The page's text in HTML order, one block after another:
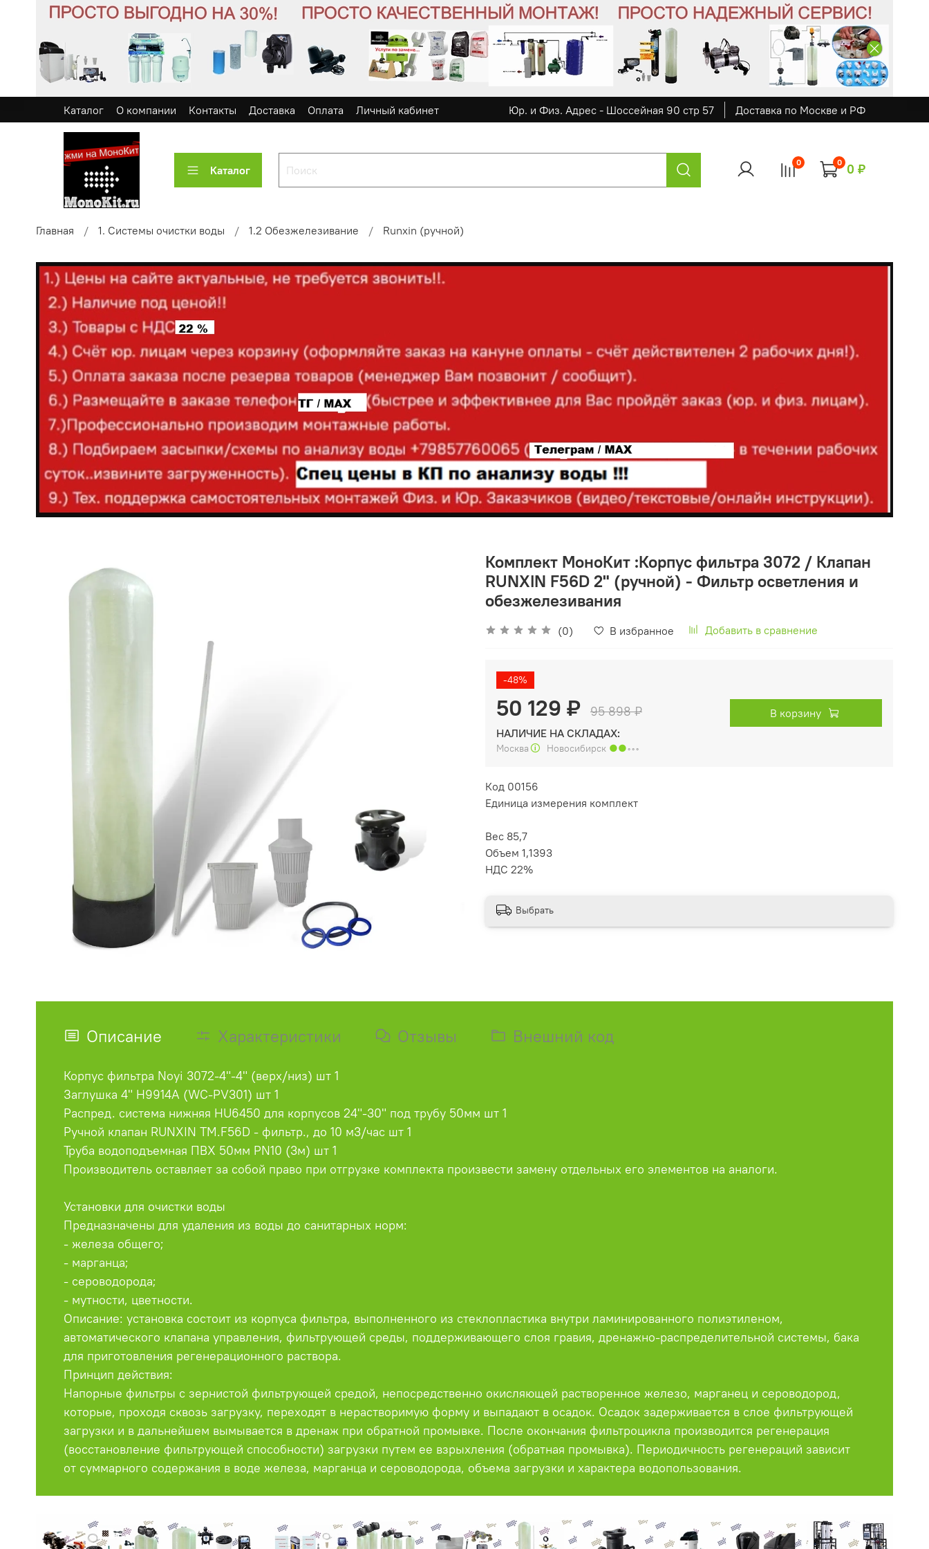
Каталог О компании Контакты Доставка Оплата Личный кабинет Юр. и Физ. Адрес - Шоссейная 90 стр 57 Доставка по Москве и РФ
Каталог
0 0 0 ₽
Главная 1. Системы очистки воды 1.2 Обезжелезивание Runxin (ручной)
Комплект МоноКит :Корпус фильтра 3072 / Клапан
RUNXIN F56D 2" (ручной) - Фильтр осветления и
обезжелезивания
(0) В избранное Добавить в сравнение
-48%
50 129 ₽ 95 898 ₽
НАЛИЧИЕ НА СКЛАДАХ:
Москва🛈 Новосибирск ●●◦◦◦
В корзину
Код 00156
Единица измерения комплект
Вес 85,7
Объем 1,1393
НДС 22%
Выбрать
Описание Характеристики Отзывы Внешний код
Корпус фильтра Noyi 3072-4"-4" (верх/низ) шт 1
Заглушка 4" H9914A (WC-PV301) шт 1
Распред. система нижняя HU6450 для корпусов 24"-30" под трубу 50мм шт 1
Ручной клапан RUNXIN TM.F56D - фильтр., до 10 м3/час шт 1
Труба водоподъемная ПВХ 50мм PN10 (3м) шт 1
Производитель оставляет за собой право при отгрузке комплекта произвести замену отдельных его элементов на аналоги.
Установки для очистки воды
Предназначены для удаления из воды до санитарных норм:
- железа общего;
- марганца;
- сероводорода;
- мутности, цветности.
Описание: установка состоит из корпуса фильтра, выполненного из стеклопластика внутри ламинированного полиэтиленом,
автоматического клапана управления, фильтрующей среды, поддерживающего слоя гравия, дренажно-распределительной системы, бака
для приготовления регенерационного раствора.
Принцип действия:
Напорные фильтры с зернистой фильтрующей средой, непосредственно окисляющей растворенное железо, марганец и сероводород,
которые, проходя сквозь загрузку, переходят в нерастворимую форму и выпадают в осадок. Осадок задерживается в слое фильтрующей
загрузки и в дальнейшем вымывается в дренаж при обратной промывке. После окончания фильтроцикла производится регенерация
(восстановление фильтрующей способности) загрузки путем ее взрыхления (обратная промывка). Периодичность регенераций зависит
от суммарного содержания в воде железа, марганца и сероводорода, объема загрузки и характера водопользования.